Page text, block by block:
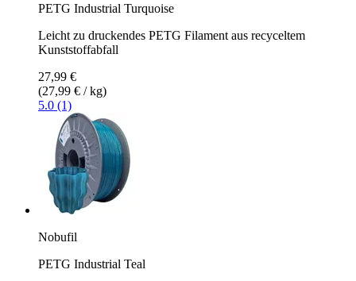
PETG Industrial Turquoise
Leicht zu druckendes PETG Filament aus recyceltem
Kunststoffabfall
27,99 €
(27,99 € / kg)
5.0 (1)
Nobufil
PETG Industrial Teal